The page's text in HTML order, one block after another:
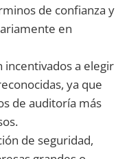
de confianza y
en
incentivados a elegir
ya que
de auditoría más
de seguridad,